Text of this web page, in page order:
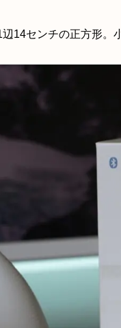
14センチの正方形。